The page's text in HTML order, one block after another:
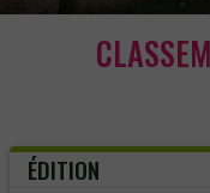
ÉDITION